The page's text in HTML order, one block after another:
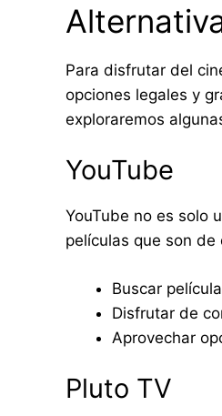
Para disfrutar del
opciones legales y
exploraremos
YouTube
YouTube no es solo
películas que son
Buscar
Disfrutar de
Aprovechar
Pluto TV